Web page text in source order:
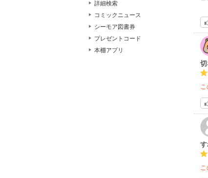
詳細検索
コミックニュース
シーモア図書券
プレゼントコード
本棚アプリ
に
ラ